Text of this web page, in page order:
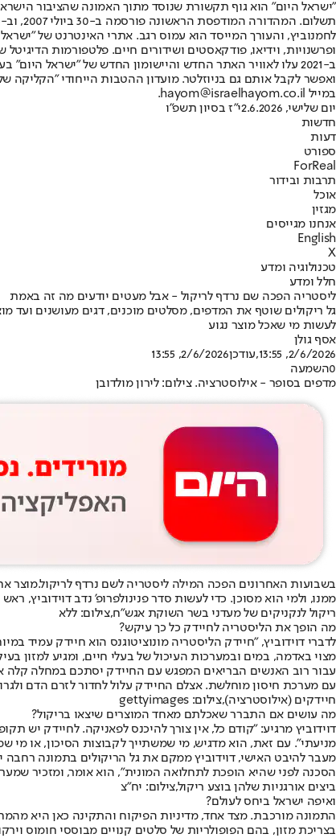
"ישראל היום" הוא גוף תקשורת שנוסד מתוך האמונה שהציבור
ופרשנויות, וידיאו, פודקאסטים ושידורים חיים. פלטפורמות
ב-2021 עלו לאוויר האתר החדש והיישומון החדש של "ישראל
ואפשר לקבל אותם גם בניוזלטר. מועדון ההטבות הייחודי "הקליקה
במייל hayom@israelhayom.co.il.
יום שלישי, 2.6.2026
י"ז בסיון תשפ"ו
חדשות
דעות
ספורט
ForReal
תרבות ובידור
אוכל
מגזין
אנחנו מגייסים
English
X
טכנולוגיה ומדע
חלל ומדע
ליסטריה הפכה שם נרדף לריקול - אבל מעטים יודעים מה זה באמת
גל ריקולים שוטף את המדפים, מסלטים מוכנים, דגים מעושנים ועד
לעשות מי שאכל מוצר נגוע
אסף גולן
2/6/2026, 13:55
,עודכן2/6/2026, 13:55
0השמעה
מדפים בסופר - אילוסטרציה. צילום: לירון מולדובן
בשבועות האחרונים הפכה המילה ליסטריה לשם נרדף לריקול.מוצר
ממנו, ולמי הוא מסוכן. כדי לעשות סדר פנינולפרופ' נדב דוידוביץ, ראש
ריקול לנקניקים של מעדני בשר השוקת אגש"ח,צילום: ללא
מה הופך את הליסטריה לחיידק כל כך עיקש?
לדברי דוידוביץ, "חיידק הליסטריה מונוציטוגנס הוא חיידק עמיד
מצוי באדמה, במים ובמערכות העיכול של בעלי חיים, ומגיע למזון
עבור רוב האנשים הבריאים המפגש עם החיידק יסתכם במחלה קלה
עם מערכת חיסון מוחלשת. אצלם החיידק עלול לחדור לזרם הדם
חיידקים (אילוסטרציה),צילום: gettyimages
מה עושים אם התברר שאכלתם מאחד המוצרים שיצאו בריקול?
דוידוביץ מרגיע: "קודם כל, אין צורך להיכנס לפאניקה. לחיידק יש
מניעתי". עם זאת, הוא מדגיש, מי שמשתייך לקבוצות הסיכון, או מי
מעבר להיבט האישי, דוידוביץ ממקם את גל הריקולים בתמונה רחבה
הסכנה לפני שהיא הופכת לתחלואה המונית", הוא אומר, ומזכיר
ביצים אורגניות שלהן בוצע ריקול,צילום: יח"צ
ואיפה ישראל ביחס לעולם?
התמונה מורכבת. מצד אחד, מדיניות הפיקוח והתקינה כאן היא
בצריכת מזון, בהם הפופולריות של סלטים קנויים מבוססי חומוס